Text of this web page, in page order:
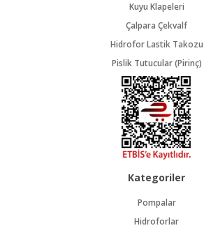
Kuyu Klapeleri
Çalpara Çekvalf
Hidrofor Lastik Takozu
Pislik Tutucular (Pirinç)
Kategoriler
Pompalar
Hidroforlar